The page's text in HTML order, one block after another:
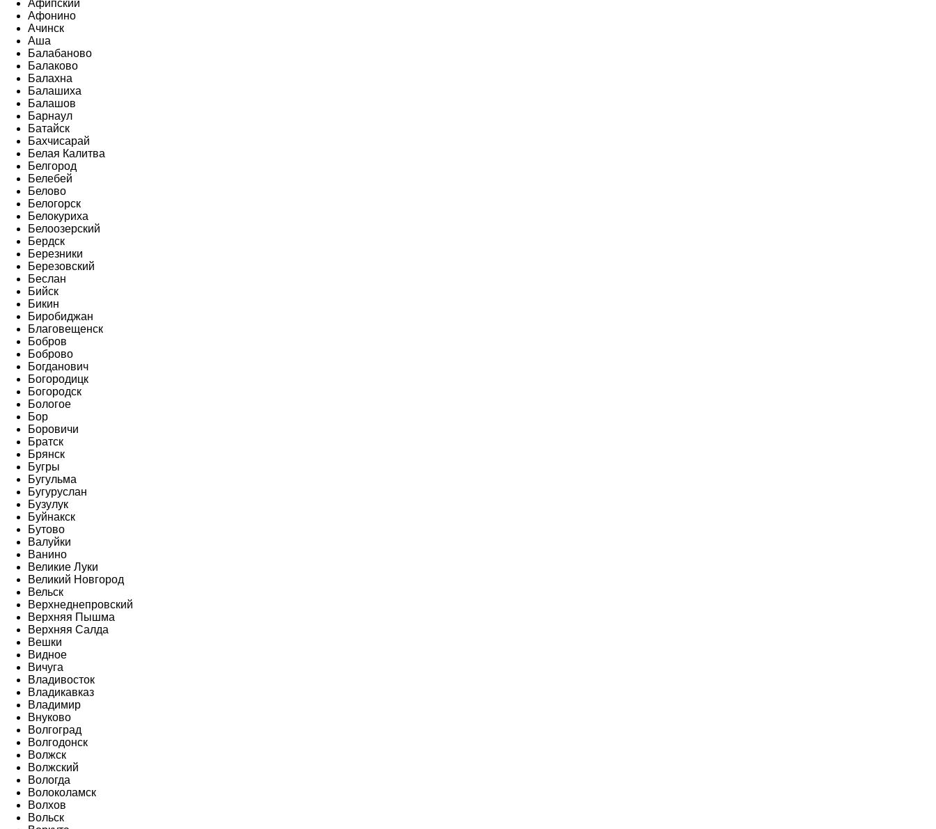
Афипский
Афонино
Ачинск
Аша
Балабаново
Балаково
Балахна
Балашиха
Балашов
Барнаул
Батайск
Бахчисарай
Белая Калитва
Белгород
Белебей
Белово
Белогорск
Белокуриха
Белоозерский
Бердск
Березники
Березовский
Беслан
Бийск
Бикин
Биробиджан
Благовещенск
Бобров
Боброво
Богданович
Богородицк
Богородск
Бологое
Бор
Боровичи
Братск
Брянск
Бугры
Бугульма
Бугуруслан
Бузулук
Буйнакск
Бутово
Валуйки
Ванино
Великие Луки
Великий Новгород
Вельск
Верхнеднепровский
Верхняя Пышма
Верхняя Салда
Вешки
Видное
Вичуга
Владивосток
Владикавказ
Владимир
Внуково
Волгоград
Волгодонск
Волжск
Волжский
Вологда
Волоколамск
Волхов
Вольск